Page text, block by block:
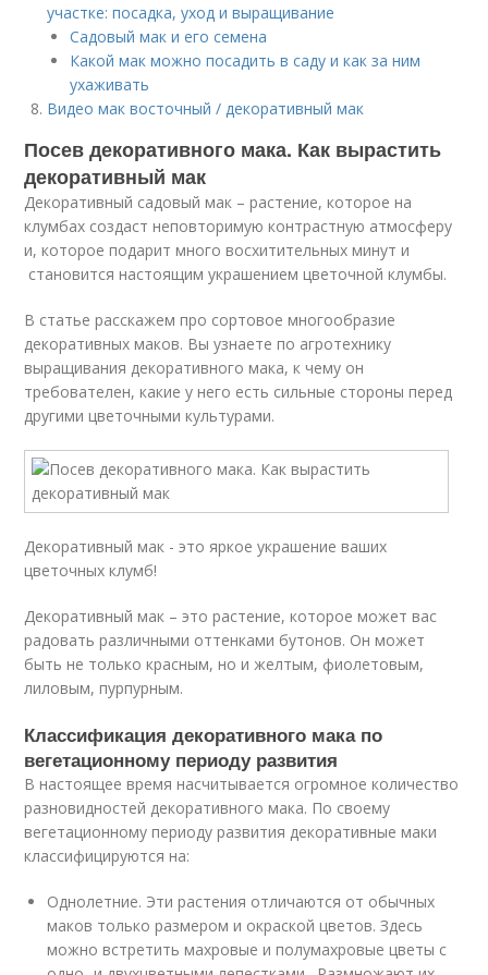
участке: посадка, уход и выращивание
Садовый мак и его семена
Какой мак можно посадить в саду и как за ним
ухаживать
Видео мак восточный / декоративный мак
Посев декоративного мака. Как вырастить
декоративный мак
Декоративный садовый мак – растение, которое на
клумбах создаст неповторимую контрастную атмосферу
и, которое подарит много восхитительных минут и
становится настоящим украшением цветочной клумбы.
В статье расскажем про сортовое многообразие
декоративных маков. Вы узнаете по агротехнику
выращивания декоративного мака, к чему он
требователен, какие у него есть сильные стороны перед
другими цветочными культурами.
Декоративный мак - это яркое украшение ваших
цветочных клумб!
Декоративный мак – это растение, которое может вас
радовать различными оттенками бутонов. Он может
быть не только красным, но и желтым, фиолетовым,
лиловым, пурпурным.
Классификация декоративного мака по
вегетационному периоду развития
В настоящее время насчитывается огромное количество
разновидностей декоративного мака. По своему
вегетационному периоду развития декоративные маки
классифицируются на:
Однолетние. Эти растения отличаются от обычных
маков только размером и окраской цветов. Здесь
можно встретить махровые и полумахровые цветы с